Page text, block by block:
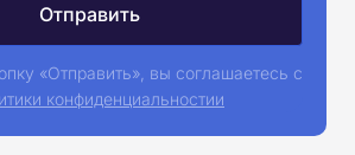
«Отправить», вы соглашаетесь с
конфиденциальностии